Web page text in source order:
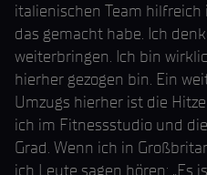
italienischen Team hilfreich
das gemacht habe. Ich
weiterbringen. Ich bin
hierher gezogen bin. Ein
Umzugs hierher ist die
ich im Fitnessstudio und
Grad. Wenn ich in
ich Leute sagen hören: „Es